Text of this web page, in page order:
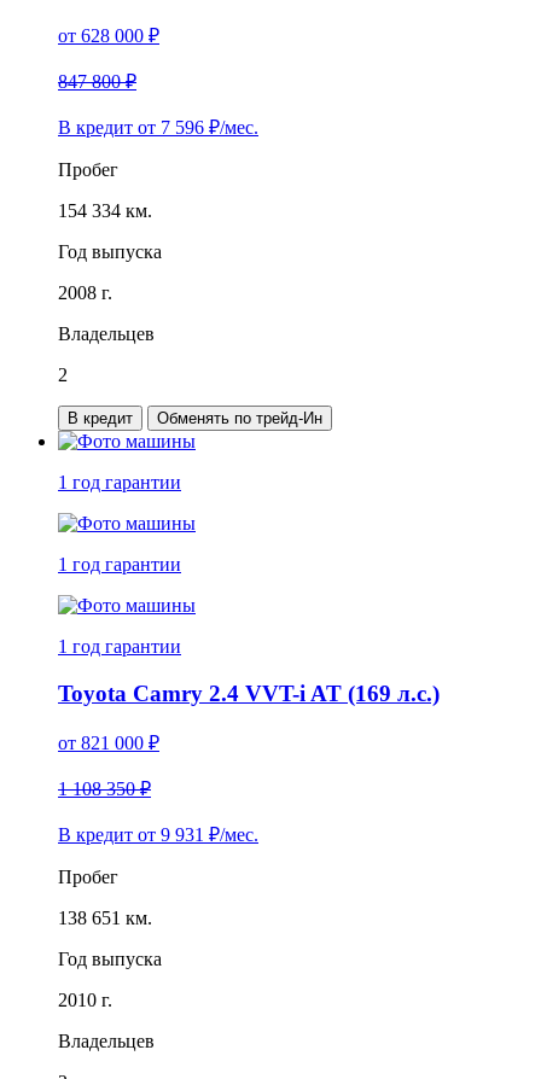
от 628 000 ₽
847 800 ₽
В кредит от 7 596 ₽/мес.
Пробег
154 334 км.
Год выпуска
2008 г.
Владельцев
2
В кредит Обменять по трейд-Ин
1 год гарантии
1 год гарантии
1 год гарантии
Toyota Camry 2.4 VVT-i AT (169 л.с.)
от 821 000 ₽
1 108 350 ₽
В кредит от 9 931 ₽/мес.
Пробег
138 651 км.
Год выпуска
2010 г.
Владельцев